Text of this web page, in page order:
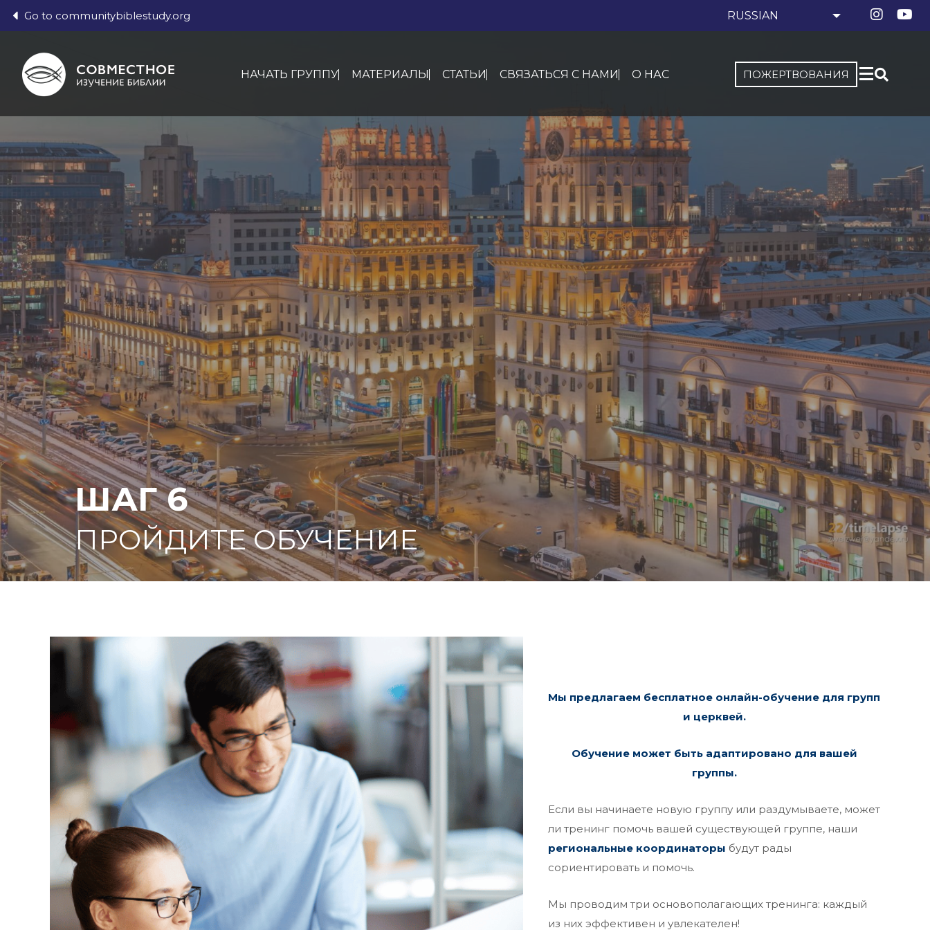
Go to communitybiblestudy.org
НАЧАТЬ ГРУППУ МАТЕРИАЛЫ СТАТЬИ СВЯЗАТЬСЯ С НАМИ О НАС ПОЖЕРТВОВАНИЯ
ШАГ 6
ПРОЙДИТЕ ОБУЧЕНИЕ
Мы предлагаем бесплатное онлайн-обучение для групп
и церквей.
Обучение может быть адаптировано для вашей
группы.
Если вы начинаете новую группу или раздумываете, может
ли тренинг помочь вашей существующей группе, наши
региональные координаторы будут рады
сориентировать и помочь.
Мы проводим три основополагающих тренинга: каждый
из них эффективен и увлекателен!